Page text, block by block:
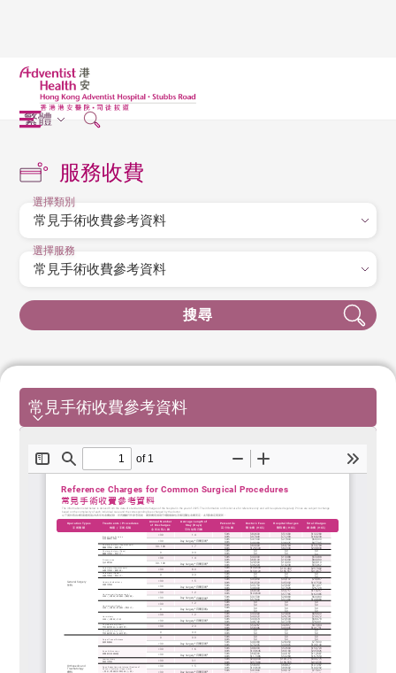
繁體
服務收費
選擇類別
選擇服務
搜尋
常見手術收費參考資料
常見手術收費參考資料